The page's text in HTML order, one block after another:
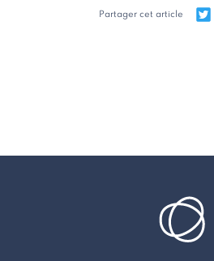
Partager cet article